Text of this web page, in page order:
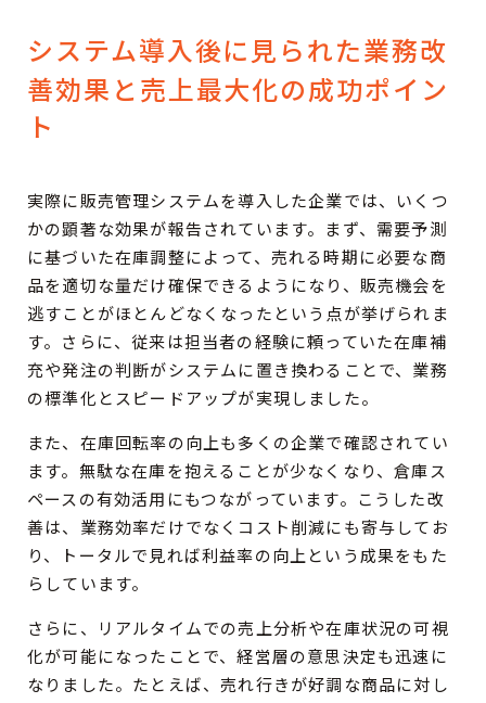
システム導入後に見られた業務改
善効果と売上最大化の成功ポイン
ト
実際に販売管理システムを導入した企業では、いくつ
かの顕著な効果が報告されています。まず、需要予測
に基づいた在庫調整によって、売れる時期に必要な商
品を適切な量だけ確保できるようになり、販売機会を
逃すことがほとんどなくなったという点が挙げられま
す。さらに、従来は担当者の経験に頼っていた在庫補
充や発注の判断がシステムに置き換わることで、業務
の標準化とスピードアップが実現しました。
また、在庫回転率の向上も多くの企業で確認されてい
ます。無駄な在庫を抱えることが少なくなり、倉庫ス
ペースの有効活用にもつながっています。こうした改
善は、業務効率だけでなくコスト削減にも寄与してお
り、トータルで見れば利益率の向上という成果をもた
らしています。
さらに、リアルタイムでの売上分析や在庫状況の可視
化が可能になったことで、経営層の意思決定も迅速に
なりました。たとえば、売れ行きが好調な商品に対し